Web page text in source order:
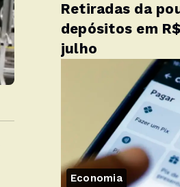
Retiradas da
depósitos em
julho
Economia